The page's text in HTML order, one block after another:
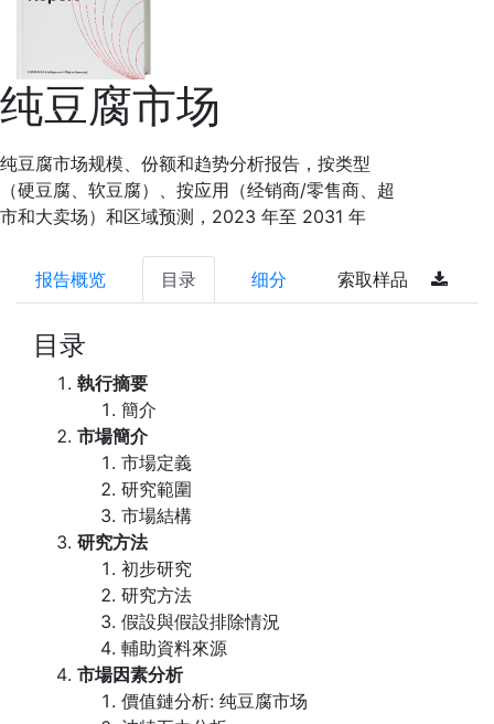
纯豆腐市场
纯豆腐市场规模、份额和趋势分析报告，按类型
（硬豆腐、软豆腐）、按应用（经销商/零售商、超
市和大卖场）和区域预测，2023 年至 2031 年
报告概览 目录 细分 索取样品
目录
執行摘要
簡介
市場簡介
市場定義
研究範圍
市場結構
研究方法
初步研究
研究方法
假設與假設排除情況
輔助資料來源
市場因素分析
價值鏈分析: 纯豆腐市场